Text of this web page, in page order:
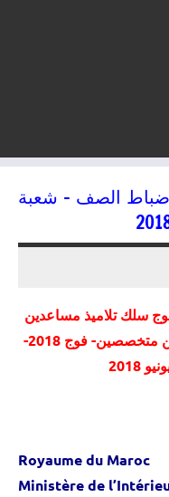
ضباط الصف – شعبة
سلك تلاميذ مساعدين
ضباط الصف – شعبة التخصص -تقنيين متخصصين- فوج 2018-
Royaume du Maroc
Ministère de